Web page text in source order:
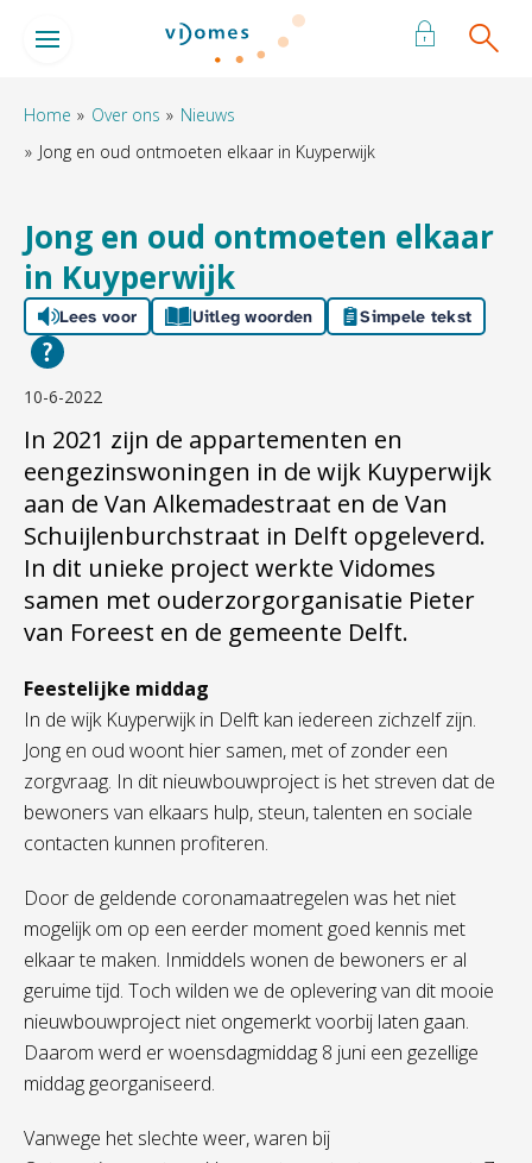
Naar de homepage
Ga naar Hoofd
Home Over ons
Nieuws
Jong en oud ontmoeten elkaar in Kuyperwijk
Jong en oud ontmoeten elkaar
in Kuyperwijk
Lees voor Uitleg woorden Simpele tekst
10-6-2022
In 2021 zijn de appartementen en
eengezinswoningen in de wijk Kuyperwijk
aan de Van Alkemadestraat en de Van
Schuijlenburchstraat in Delft opgeleverd.
In dit unieke project werkte Vidomes
samen met ouderzorgorganisatie Pieter
van Foreest en de gemeente Delft.
Feestelijke middag
In de wijk Kuyperwijk in Delft kan iedereen zichzelf zijn.
Jong en oud woont hier samen, met of zonder een
zorgvraag. In dit nieuwbouwproject is het streven dat de
bewoners van elkaars hulp, steun, talenten en sociale
contacten kunnen profiteren.
Door de geldende coronamaatregelen was het niet
mogelijk om op een eerder moment goed kennis met
elkaar te maken. Inmiddels wonen de bewoners er al
geruime tijd. Toch wilden we de oplevering van dit mooie
nieuwbouwproject niet ongemerkt voorbij laten gaan.
Daarom werd er woensdagmiddag 8 juni een gezellige
middag georganiseerd.
Vanwege het slechte weer, waren bij